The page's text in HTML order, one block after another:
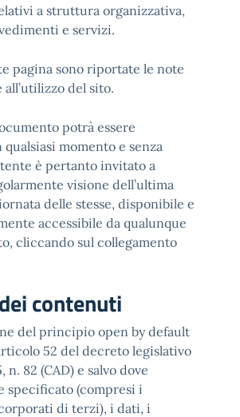
a struttura organizzativa,
e servizi.
pagina sono riportate le note
del sito.
potrà essere
momento e senza
è pertanto invitato a
visione dell’ultima
delle stesse, disponibile e
accessibile da qualunque
cliccando sul collegamento
contenuti
del principio open by default
52 del decreto legislativo
n. 82 (CAD) e salvo dove
specificato (compresi i
di terzi), i dati, i